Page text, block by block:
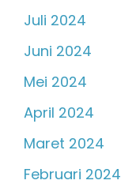
Juli 2024
Juni 2024
Mei 2024
April 2024
Maret 2024
Februari 2024